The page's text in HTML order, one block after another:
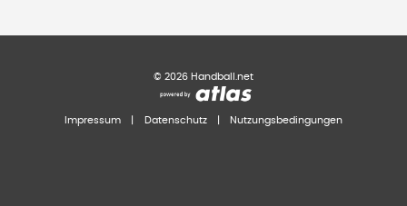
© 2026 Handball.net
Impressum Datenschutz Nutzungsbedingungen